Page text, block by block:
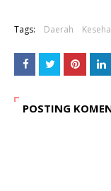
Tags: Daerah
POSTING